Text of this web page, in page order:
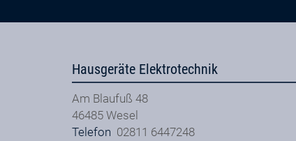
Hausgeräte Elektrotechnik
Am Blaufuß 48
46485 Wesel
Telefon 02811 6447248